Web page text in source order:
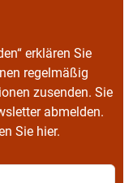
erklären Sie
regelmäßig
zusenden. Sie
abmelden.
Sie hier.